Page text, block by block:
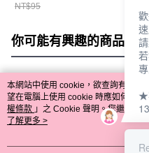
NT$95
你可能有興趣的商品 全
熱門標籤
本網站中使用 cookie，欲查詢有關本
望在電腦上使用 cookie 時應如何變更
權條款 」之 Cookie 聲明。您繼續使
用條款之 Cookie 聲明使用 cookie。
了解更多 >
★